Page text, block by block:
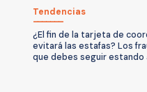
Tendencias
¿El fin de la tarjeta de
evitará las estafas? Los
que debes seguir estando